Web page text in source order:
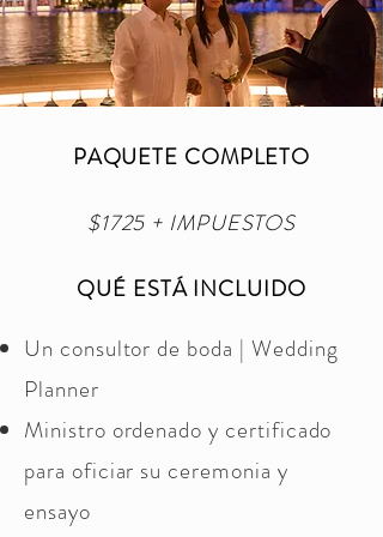
PAQUETE COMPLETO
$1725 + IMPUESTOS
QUÉ ESTÁ INCLUIDO
Un consultor de boda | Wedding
Planner
Ministro ordenado y certificado
para oficiar su ceremonia y
ensayo